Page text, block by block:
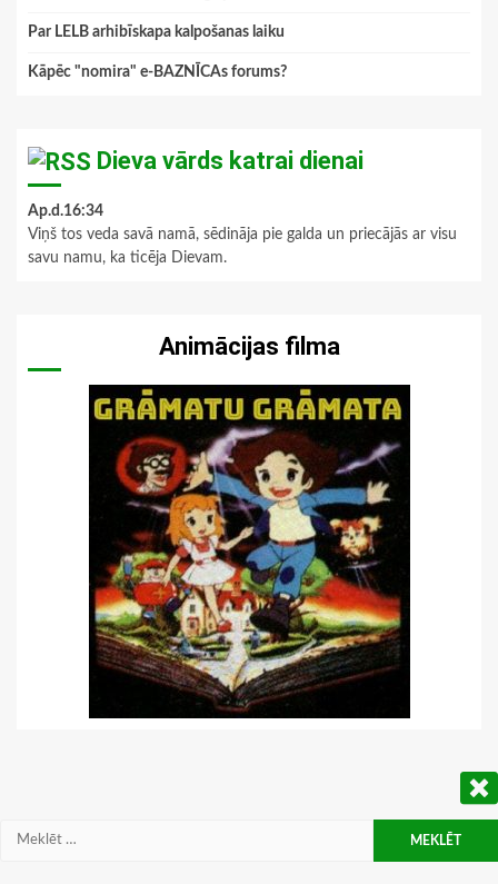
Par LELB arhibīskapa kalpošanas laiku
Kāpēc "nomira" e-BAZNĪCAs forums?
Dieva vārds katrai dienai
Ap.d.16:34
Viņš tos veda savā namā, sēdināja pie galda un priecājās ar visu
savu namu, ka ticēja Dievam.
Animācijas filma
Meklēt: